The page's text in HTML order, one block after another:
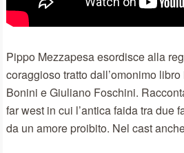
Pippo Mezzapesa esordisce alla
coraggioso tratto dall’omonimo
Bonini e Giuliano Foschini.
far west in cui l’antica faida tra due
da un amore proibito. Nel cast